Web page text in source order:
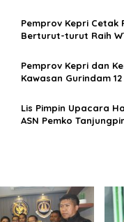
Pemprov Kepri Cetak
Berturut-turut Raih
Pemprov Kepri dan
Kawasan Gurindam 12
Lis Pimpin Upacara
ASN Pemko